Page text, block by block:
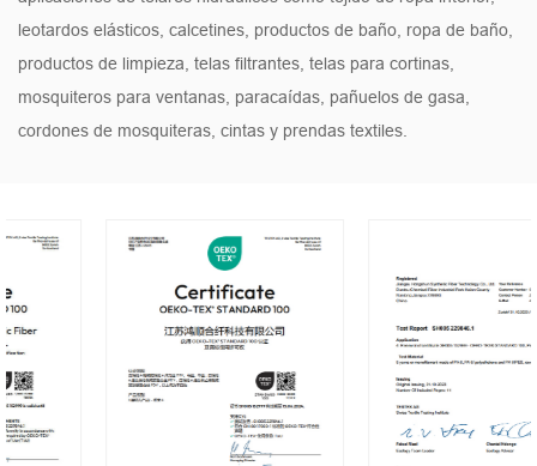
leotardos elásticos, calcetines, productos de baño, ropa de baño,
productos de limpieza, telas filtrantes, telas para cortinas,
mosquiteros para ventanas, paracaídas, pañuelos de gasa,
cordones de mosquiteras, cintas y prendas textiles.